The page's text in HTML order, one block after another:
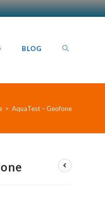
BLOG TOGGLE
> AquaTest – Geofone